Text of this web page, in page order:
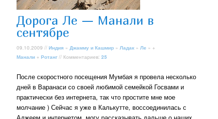
Дорога Ле — Манали в
сентябре
09.10.2009 //Индия » Джамму и Кашмир »Ладак »Ле » +
Манали +Ротанг // Комментариев:25
После скоростного посещения Мумбая я провела несколько
дней в Варанаси со своей любимой семейкой Госвами и
практически без интернета, так что простите мне мое
молчание ) Сейчас я уже в Калькутте, воссоединилась с